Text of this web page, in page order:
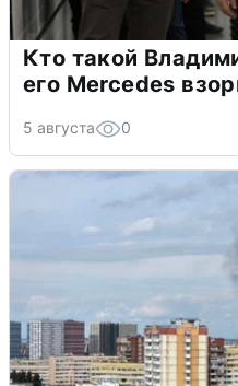
Кто такой
его Mercedes
5 августа 0